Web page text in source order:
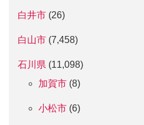
白井市 (26)
白山市 (7,458)
石川県 (11,098)
加賀市 (8)
小松市 (6)